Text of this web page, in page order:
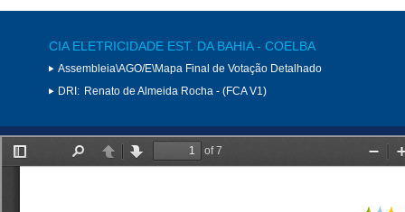
CIA ELETRICIDADE EST. DA BAHIA - COELBA
Assembleia\AGO/E\Mapa Final de Votação Detalhado
DRI: Renato de Almeida Rocha - (FCA V1)